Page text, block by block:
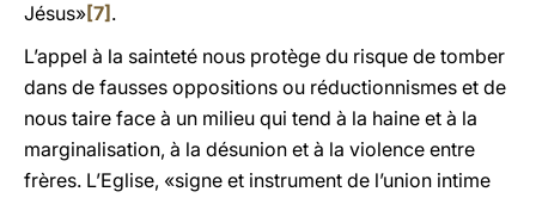
Jésus»[7] .
L’appel à la sainteté nous protège du risque de tomber
dans de fausses oppositions ou réductionnismes et de
nous taire face à un milieu qui tend à la haine et à la
marginalisation, à la désunion et à la violence entre
frères. L’Eglise, «signe et instrument de l’union intime